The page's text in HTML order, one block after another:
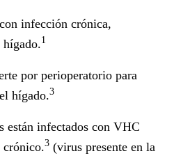
infección crónica,
1
por perioperatorio para
hígado.3
están infectados con VHC
3 (virus presente en la